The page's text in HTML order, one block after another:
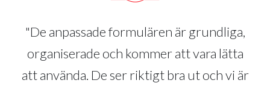
"De anpassade formulären är grundliga,
organiserade och kommer att vara lätta
att använda. De ser riktigt bra ut och vi är